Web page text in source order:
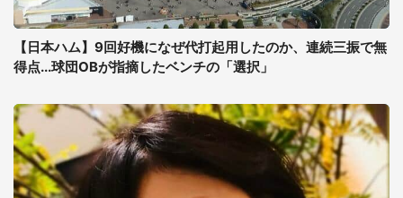
【日本ハム】9回好機になぜ代打起用したのか、連続三振で無
得点...球団OBが指摘したベンチの「選択」